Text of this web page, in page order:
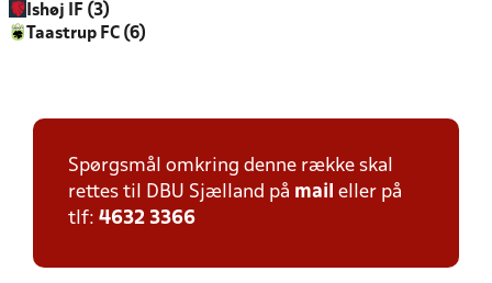
Ishøj IF (3)
Taastrup FC (6)
Spørgsmål omkring denne række skal
rettes til DBU Sjælland på mail eller på
tlf: 4632 3366